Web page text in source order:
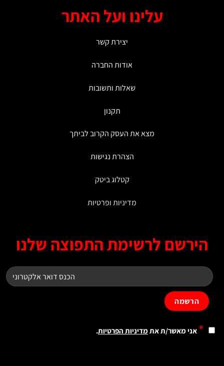
עלינו ועל האתר
יצירת קשר
אודות החברה
שאלות ותשובות
מצא את העסק הקרוב לביתך
הצהרת נגישות
קטלוג ביטק
מדיניות ופרטיות
לרשימת התפוצה שלנו
אני מאשר/ת אתמדיניות הפרטיות.